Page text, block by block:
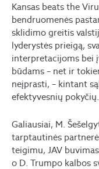
Kansas beats the
bendruomenės
sklidimo greitis
lyderystės prieigą,
interpretacijoms bei
būdams – net ir
neįprasti, – kintant
efektyvesnių pokyčių.
Galiausiai, M.
tarptautinės
teigimu, JAV
o D. Trumpo kalbos